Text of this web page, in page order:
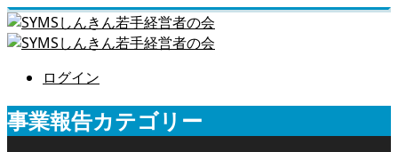
ログイン
事業報告カテゴリー